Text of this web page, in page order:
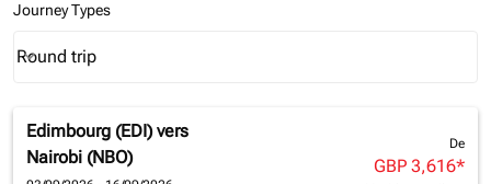
Journey Types
Journey Types option Round trip Selected
Round trip
keyboard_arrow_down
Edimbourg (EDI) vers
Nairobi (NBO)
De
GBP 3,616*